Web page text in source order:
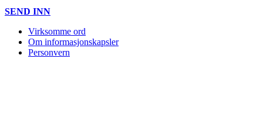
SEND INN
Virksomme ord
Om informasjonskapsler
Personvern